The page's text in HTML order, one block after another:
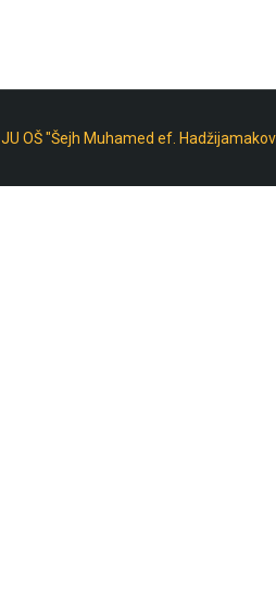
JU OŠ "Šejh Muhamed ef.